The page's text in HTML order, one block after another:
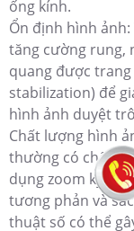
ống kính.
Ổn định hình
tăng cường rung,
quang được
stabilization) để
hình ảnh duyệt
Chất lượng hình
thường có chất
dụng zoom kỹ
tương phản và
thuật số có thể